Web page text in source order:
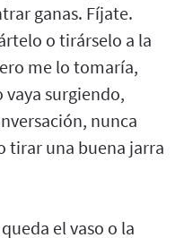
ganas. Fíjate.
o tirárselo a la
me lo tomaría,
surgiendo,
nunca
tirar una buena jarra
el vaso o la